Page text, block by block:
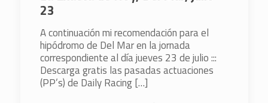
23
A continuación mi recomendación para el
hipódromo de Del Mar en la jornada
correspondiente al día jueves 23 de julio :::
Descarga gratis las pasadas actuaciones
(PP’s) de Daily Racing[…]